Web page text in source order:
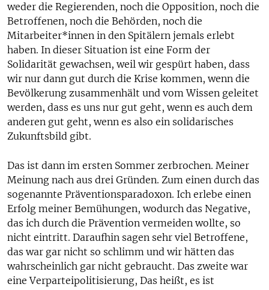
weder die Regierenden, noch die Opposition, noch die
Betroffenen, noch die Behörden, noch die
Mitarbeiter*innen in den Spitälern jemals erlebt
haben. In dieser Situation ist eine Form der
Solidarität gewachsen, weil wir gespürt haben, dass
wir nur dann gut durch die Krise kommen, wenn die
Bevölkerung zusammenhält und vom Wissen geleitet
werden, dass es uns nur gut geht, wenn es auch dem
anderen gut geht, wenn es also ein solidarisches
Zukunftsbild gibt.
Das ist dann im ersten Sommer zerbrochen. Meiner
Meinung nach aus drei Gründen. Zum einen durch das
sogenannte Präventionsparadoxon. Ich erlebe einen
Erfolg meiner Bemühungen, wodurch das Negative,
das ich durch die Prävention vermeiden wollte, so
nicht eintritt. Daraufhin sagen sehr viel Betroffene,
das war gar nicht so schlimm und wir hätten das
wahrscheinlich gar nicht gebraucht. Das zweite war
eine Verparteipolitisierung, Das heißt, es ist